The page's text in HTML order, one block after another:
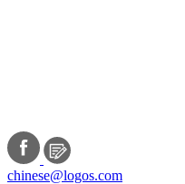
chinese@logos.com